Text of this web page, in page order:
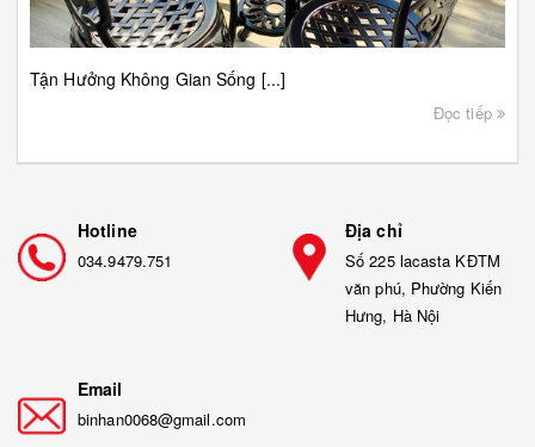
Tận Hưởng Không Gian Sống [...]
Đọc tiếp
Hotline
034.9479.751
Địa chỉ
Số 225 lacasta KĐTM
văn phú, Phường Kiến
Hưng, Hà Nội
Email
binhan0068@gmail.com